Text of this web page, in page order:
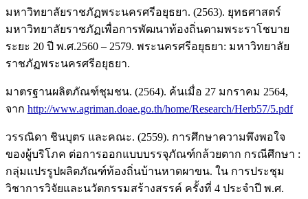
มหาวิทยาลัยราชภัฏพระนครศรีอยุธยา. (2563). ยุทธศาสตร์
มหาวิทยาลัยราชภัฏเพื่อการพัฒนาท้องถิ่นตามพระราโชบาย
ระยะ 20 ปี พ.ศ.2560 – 2579. พระนครศรีอยุธยา: มหาวิทยาลัย
ราชภัฏพระนครศรีอยุธยา.
มาตรฐานผลิตภัณฑ์ชุมชน. (2564). ค้นเมื่อ 27 มกราคม 2564,
จาก http://www.agriman.doae.go.th/home/Research/Herb57/5.pdf
วรรณิดา ชินบุตร และคณะ. (2559). การศึกษาความพึงพอใจ
ของผู้บริโภค ต่อการออกแบบบรรจุภัณฑ์กล้วยตาก กรณีศึกษา :
กลุ่มแปรรูปผลิตภัณฑ์ท้องถิ่นบ้านหาดผาขน. ใน การประชุม
วิชาการวิจัยและนวัตกรรมสร้างสรรค์ ครั้งที่ 4 ประจำปี พ.ศ.